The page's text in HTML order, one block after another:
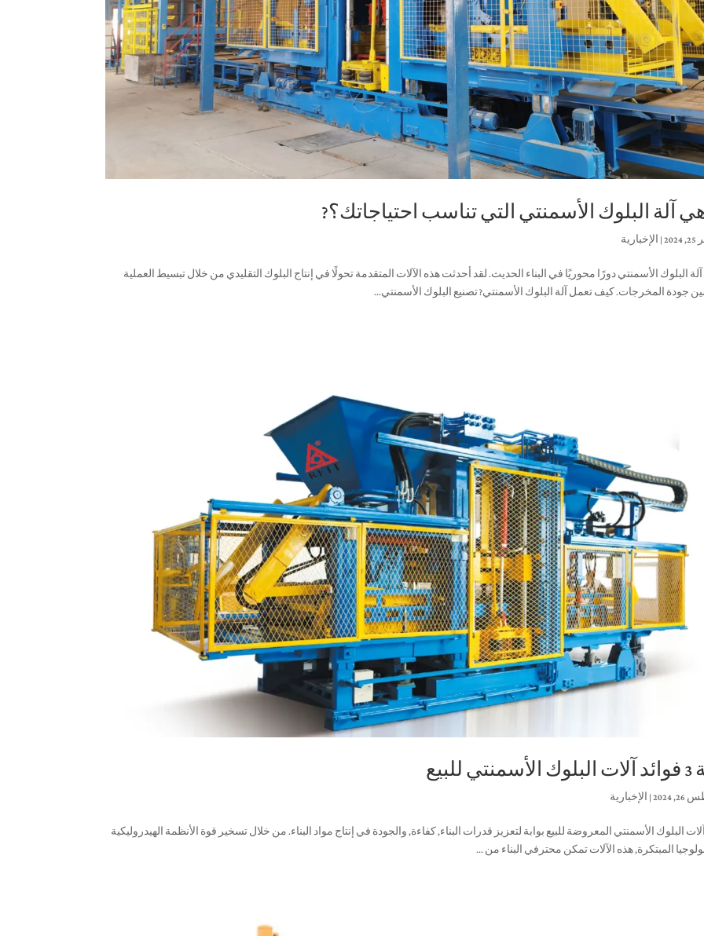
آلة البلوك الأسمنتي التي تناسب احتياجاتك؟?
| الإخبارية
البلوك الأسمنتي دورًا محوريًا في البناء الحديث. لقد أحدثت هذه الآلات المتقدمة تحولًا في إنتاج البلوك التقليدي من خلال تبسيط العملية
جودة المخرجات. كيف تعمل آلة البلوك الأسمنتي? تصنيع البلوك الأسمنتي...
2024
| الإخبارية
البلوك الأسمنتي المعروضة للبيع بوابة لتعزيز قدرات البناء, كفاءة, والجودة في إنتاج مواد البناء. من خلال تسخير قوة الأنظمة الهيدروليكية
المبتكرة, هذه الآلات تمكن محترفي البناء من ...